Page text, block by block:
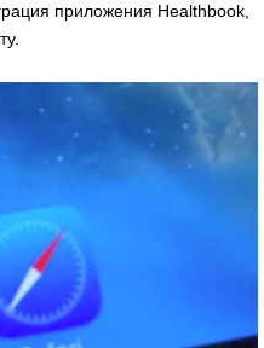
приложения Healthbook,